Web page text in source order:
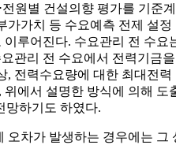
원별 건설의향 평가를 기준
가가치 등 수요예측 전제 설
루어진다. 수요관리 전 수요
관리 전 수요에서 전력기금
전력수요량에 대한 최대전
에서 설명한 방식에 의해 도
망하기도 하였다.
차가 발생하는 경우에는